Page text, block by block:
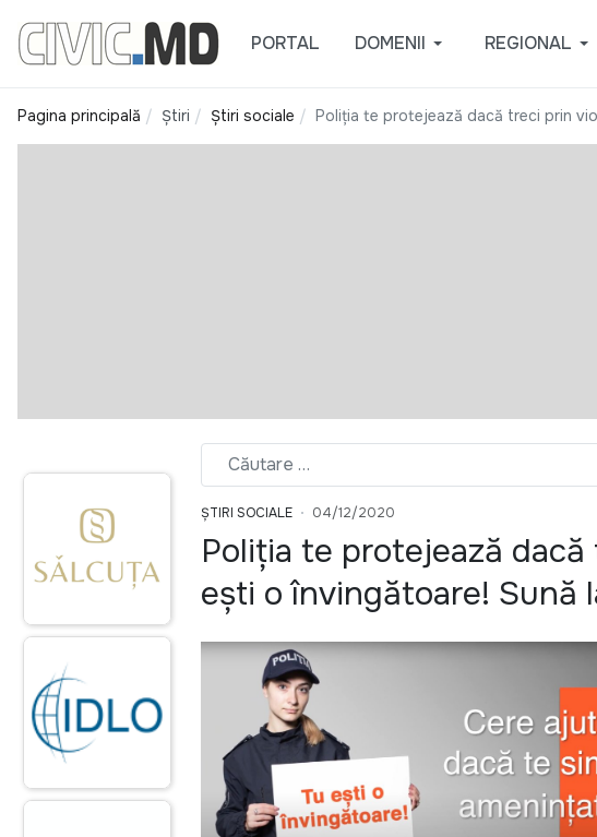
PORTAL DOMENII REGIONAL
Pagina principală Știri Știri sociale Poliția te protejează dacă treci prin
ȘTIRI SOCIALE 04/12/2020
Poliția te protejează dacă
ești o învingătoare! Sună